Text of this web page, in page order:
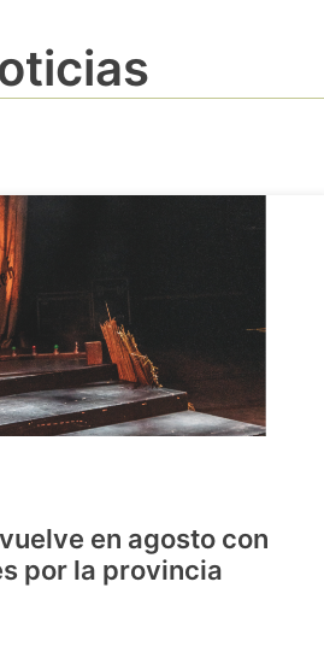
en agosto con
por la provincia